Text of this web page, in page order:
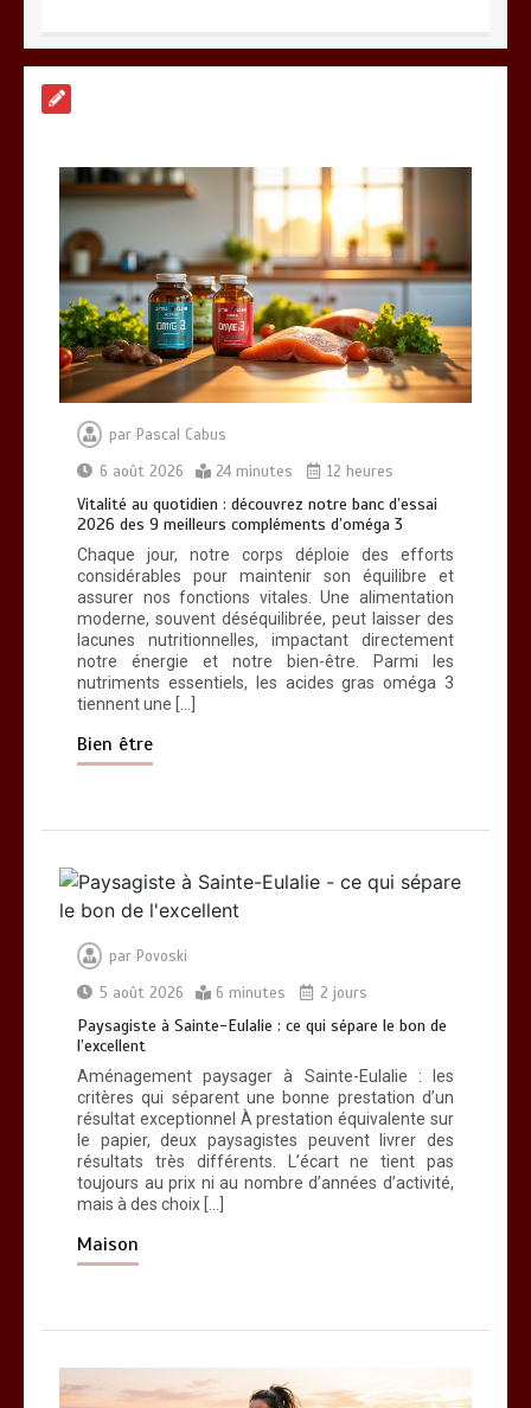
Vitalité au quotidien : découvrez notre
banc d’essai 2026 des 9 meilleurs
compléments d’oméga 3
0 24 minutes
Paysagiste à Sainte-Eulalie : ce qui
sépare le bon de l’excellent
0 6 minutes
par Pascal Cabus
6 août 2026
24 minutes 12 heures
Vitalité au quotidien : découvrez notre banc d’essai
2026 des 9 meilleurs compléments d’oméga 3
Chaque jour, notre corps déploie des efforts
considérables pour maintenir son équilibre et
assurer nos fonctions vitales. Une alimentation
moderne, souvent déséquilibrée, peut laisser des
lacunes nutritionnelles, impactant directement
notre énergie et notre bien-être. Parmi les
nutriments essentiels, les acides gras oméga 3
tiennent une […]
Bien être
par Povoski
5 août 2026
6 minutes 2 jours
Paysagiste à Sainte-Eulalie : ce qui sépare le bon de
l’excellent
Aménagement paysager à Sainte-Eulalie : les
critères qui séparent une bonne prestation d’un
résultat exceptionnel À prestation équivalente sur
le papier, deux paysagistes peuvent livrer des
résultats très différents. L’écart ne tient pas
toujours au prix ni au nombre d’années d’activité,
mais à des choix […]
Maison